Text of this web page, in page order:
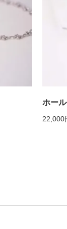
ホー
22,000